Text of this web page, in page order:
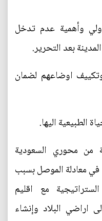
وأهمية عدم تدخل
بعد التحرير.
اوضاعهم لضمان
الطبيعية اليها.
من محوري السعودية
في معادلة الموصل بسبب
مع اقليم
اراضي البلاد وإنشاء